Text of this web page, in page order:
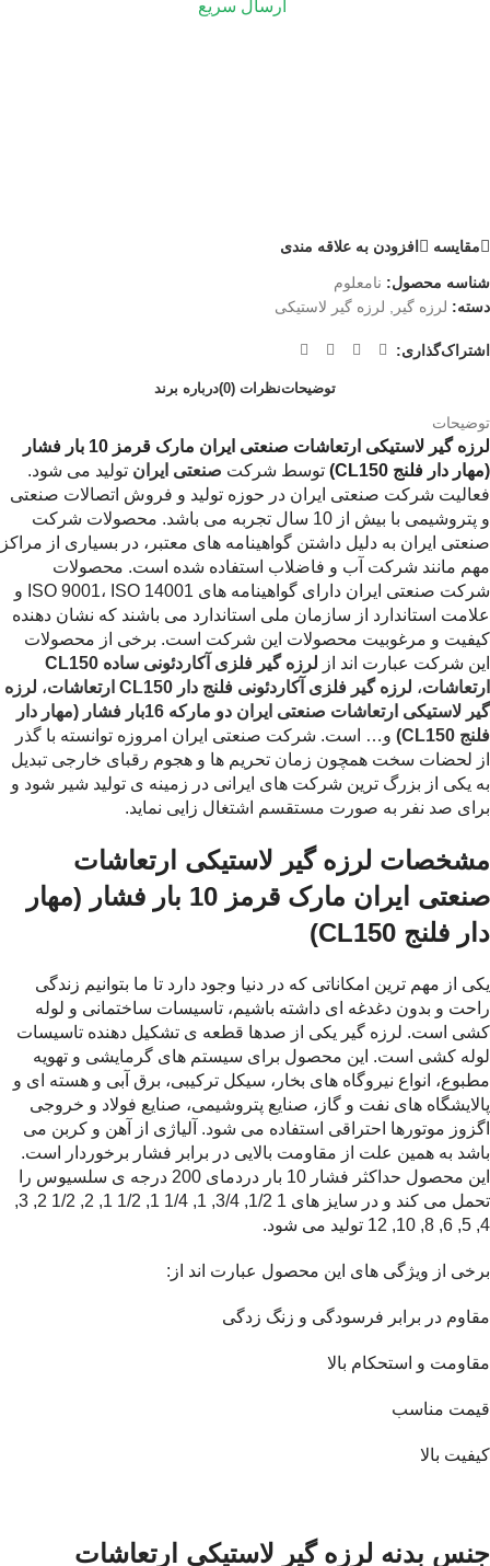
ارسال سریع
مقايسه افزودن به علاقه مندی
شناسه محصول: نامعلوم
دسته: لرزه گیر لرزه گیر لاستیکی
اشتراک‌گذاری:
توضیحاتنظرات (0) درباره برند
توضیحات
لرزه گیر لاستیکی ارتعاشات صنعتی ایران مارک قرمز 10 بار فشار
(مهار دار فلنج CL150)
توسط شرکت صنعتی ایران تولید می شود.
فعالیت شرکت صنعتی ایران در حوزه تولید و فروش اتصالات صنعتی
و پتروشیمی با بیش از 10 سال تجربه می باشد. محصولات شرکت
صنعتی ایران به دلیل داشتن گواهینامه های معتبر، در بسیاری از مراکز
مهم مانند شرکت آب و فاضلاب استفاده شده است. محصولات
شرکت صنعتی ایران دارای گواهینامه های ISO 9001، ISO 14001 و
علامت استاندارد از سازمان ملی استاندارد می باشند که نشان دهنده
کیفیت و مرغوبیت محصولات این شرکت است. برخی از محصولات
این شرکت عبارت اند از لرزه گیر فلزی آکاردئونی ساده CL150
ارتعاشات، لرزه گیر فلزی آکاردئونی فلنج دار CL150 ارتعاشات، لرزه
گیر لاستیکی ارتعاشات صنعتی ایران دو مارکه 16بار فشار (مهار دار
فلنج CL150
) و… است. شرکت صنعتی ایران امروزه توانسته با گذر
از لحضات سخت همچون زمان تحریم ها و هجوم رقبای خارجی تبدیل
به یکی از بزرگ ترین شرکت های ایرانی در زمینه ی تولید شیر شود و
برای صد نفر به صورت مستقسم اشتغال زایی نماید.
مشخصات لرزه گیر لاستیکی ارتعاشات
صنعتی ایران مارک قرمز 10 بار فشار (مهار
دار فلنج CL150)
یکی از مهم ترین امکاناتی که در دنیا وجود دارد تا ما بتوانیم زندگی
راحت و بدون دغدغه ای داشته باشیم، تاسیسات ساختمانی و لوله
کشی است. لرزه گیر یکی از صدها قطعه ی تشکیل دهنده تاسیسات
لوله کشی است. این محصول برای سیستم های گرمایشی و تهویه
مطبوع، انواع نیروگاه های بخار، سیکل ترکیبی، برق آبی و هسته ای و
پالایشگاه های نفت و گاز، صنایع پتروشیمی، صنایع فولاد و خروجی
اگزوز موتورها احتراقی استفاده می شود. آلیاژی از آهن و کربن می
باشد به همین علت از مقاومت بالایی در برابر فشار برخوردار است.
این محصول حداکثر فشار 10 بار دردمای 200 درجه ی سلسیوس را
تحمل می کند و در سایز های 1 1/2, 3/4, 1, 1/4 1, 1/2 1, 2, 1/2 2, 3,
4, 5, 6, 8, 10, 12 تولید می شود.
برخی از ویژگی های این محصول عبارت اند از:
مقاوم در برابر فرسودگی و زنگ زدگی
مقاومت و استحکام بالا
قیمت مناسب
کیفیت بالا
جنس بدنه لرزه گیر لاستیکی ارتعاشات